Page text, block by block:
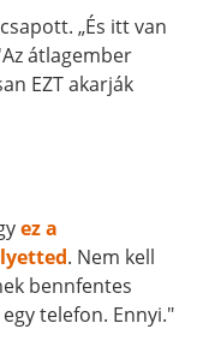
„És itt van
átlagember
EZT akarják
ez a
. Nem kell
bennfentes
telefon. Ennyi."